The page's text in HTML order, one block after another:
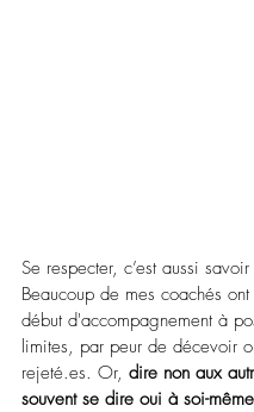
Se respecter, c’est aussi
Beaucoup de mes coachés
début d'accompagnement à
limites, par peur de décevoir
rejeté.es. Or, dire non aux
souvent se dire oui à soi-